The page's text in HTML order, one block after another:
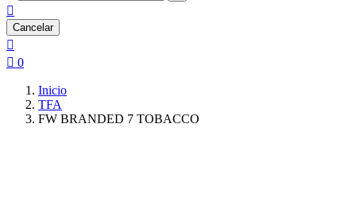

Cancelar

 0
Inicio
TFA
FW BRANDED 7 TOBACCO